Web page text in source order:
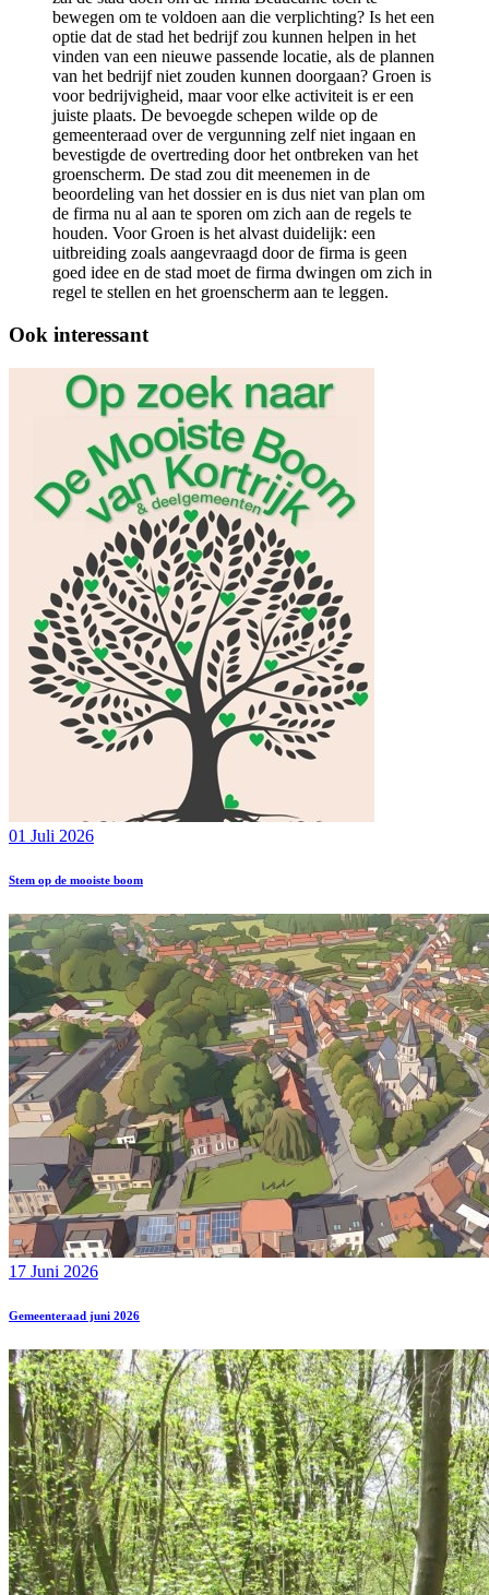
bewegen om te voldoen aan die verplichting? Is het een
optie dat de stad het bedrijf zou kunnen helpen in het
vinden van een nieuwe passende locatie, als de plannen
van het bedrijf niet zouden kunnen doorgaan? Groen is
voor bedrijvigheid, maar voor elke activiteit is er een
juiste plaats. De bevoegde schepen wilde op de
gemeenteraad over de vergunning zelf niet ingaan en
bevestigde de overtreding door het ontbreken van het
groenscherm. De stad zou dit meenemen in de
beoordeling van het dossier en is dus niet van plan om
de firma nu al aan te sporen om zich aan de regels te
houden. Voor Groen is het alvast duidelijk: een
uitbreiding zoals aangevraagd door de firma is geen
goed idee en de stad moet de firma dwingen om zich in
regel te stellen en het groenscherm aan te leggen.
Ook interessant
01 Juli 2026
Stem op de mooiste boom
17 Juni 2026
Gemeenteraad juni 2026